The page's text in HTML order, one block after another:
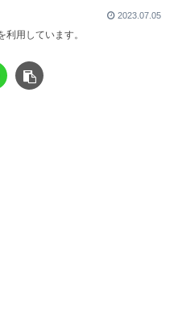
2023.07.05
用しています。